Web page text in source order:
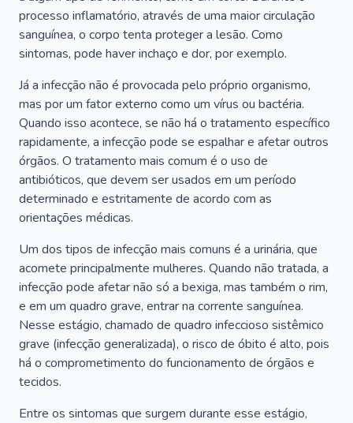
processo inflamatório, através de uma maior circulação
sanguínea, o corpo tenta proteger a lesão. Como
sintomas, pode haver inchaço e dor, por exemplo.
Já a infecção não é provocada pelo próprio organismo,
mas por um fator externo como um vírus ou bactéria.
Quando isso acontece, se não há o tratamento específico
rapidamente, a infecção pode se espalhar e afetar outros
órgãos. O tratamento mais comum é o uso de
antibióticos, que devem ser usados em um período
determinado e estritamente de acordo com as
orientações médicas.
Um dos tipos de infecção mais comuns é a urinária, que
acomete principalmente mulheres. Quando não tratada, a
infecção pode afetar não só a bexiga, mas também o rim,
e em um quadro grave, entrar na corrente sanguínea.
Nesse estágio, chamado de quadro infeccioso sistêmico
grave (infecção generalizada), o risco de óbito é alto, pois
há o comprometimento do funcionamento de órgãos e
tecidos.
Entre os sintomas que surgem durante esse estágio,